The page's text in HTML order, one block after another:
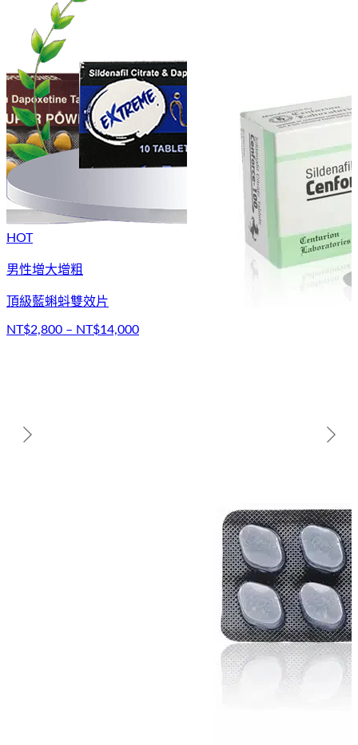
HOT
男性增大增粗
頂級藍蝌蚪雙效片
NT$2,800 – NT$14,000